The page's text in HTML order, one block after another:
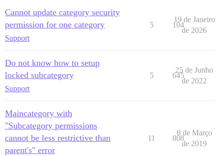
Cannot update category security
permission for one category
Support
5 104
19 de Janeiro
de 2026
Do not know how to setup
locked subcategory
Support
5 645
25 de Junho
de 2022
Maincategory with
"Subcategory permissions
cannot be less restrictive than
parent's" error
11 808
8 de Março
de 2019